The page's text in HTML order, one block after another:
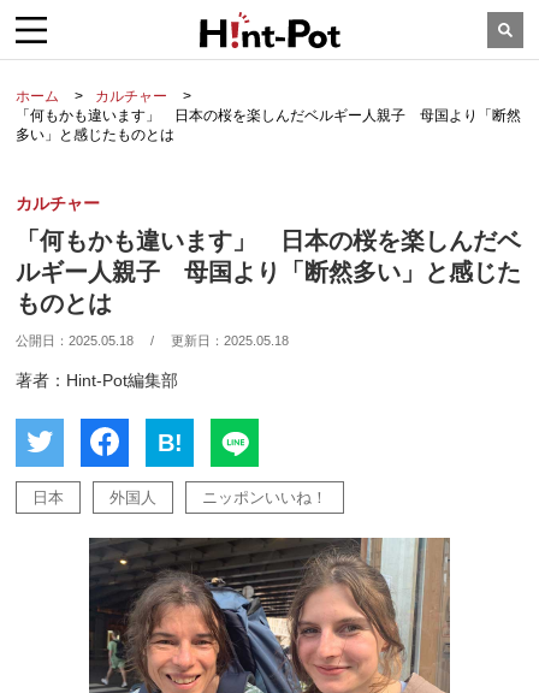
ホーム
カルチャー
「何もかも違います」 日本の桜を楽しんだベルギー人親子 母国より「断然
多い」と感じたものとは
カルチャー
「何もかも違います」 日本の桜を楽しんだベ
ルギー人親子 母国より「断然多い」と感じた
ものとは
公開日：2025.05.18 / 更新日：2025.05.18
著者：Hint-Pot編集部
B!
日本 外国人 ニッポンいいね！